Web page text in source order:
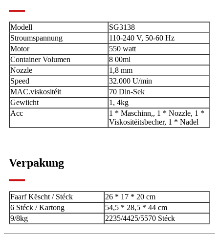
Modell
SG3138
Stroumspannung
110-240 V, 50-60 Hz
Motor
550 watt
Container Volumen
8 00ml
Nozzle
1,8 mm
Speed
32.000 U/min
MAC.viskositéit
70 Din-Sek
Gewiicht
1, 4kg
Acc
1 * Maschinn,, 1 * Nozzle, 1 *
Viskositéitsbecher, 1 * Nadel
Verpakung
Faarf Këscht / Stéck
26 * 17 * 20 cm
6 Stéck / Kartong
54,5 * 28,5 * 44 cm
9/8kg
2235/4425/5570 Stéck